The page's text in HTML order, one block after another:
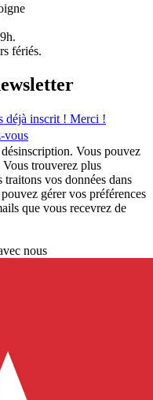
fériés.
déjà inscrit ! Merci !
vous
Vous pouvez
trouverez plus
vos données dans
gérer vos préférences
que vous recevrez de
nous